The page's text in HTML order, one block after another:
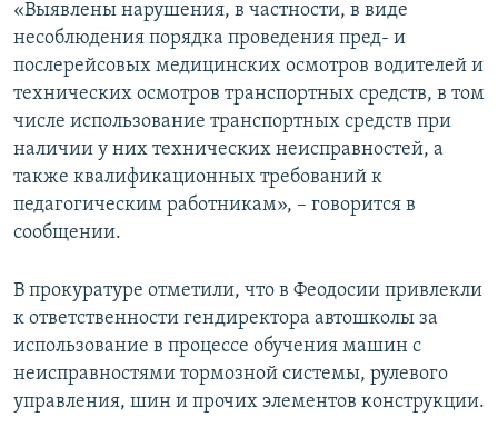
ELIFBE
УКРАИНСКАЯ ПРОБЛЕМА КРЫМА
Все сайты RFE/RL
«Выявлены нарушения, в частности, в виде
несоблюдения порядка проведения пред- и
послерейсовых медицинских осмотров водителей и
технических осмотров транспортных средств, в том
числе использование транспортных средств при
наличии у них технических неисправностей, а
также квалификационных требований к
педагогическим работникам», – говорится в
сообщении.
В прокуратуре отметили, что в Феодосии привлекли
к ответственности гендиректора автошколы за
использование в процессе обучения машин с
неисправностями тормозной системы, рулевого
управления, шин и прочих элементов конструкции.